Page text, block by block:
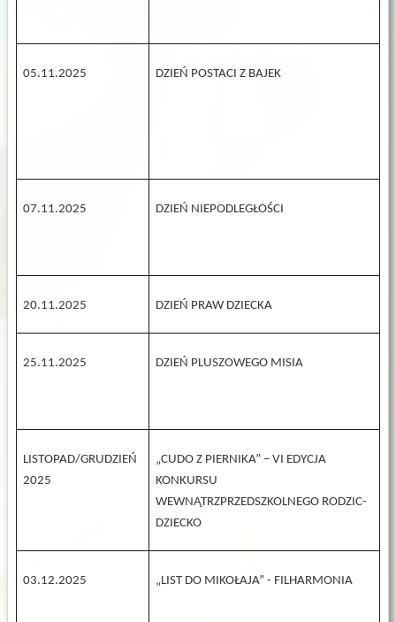
05.11.2025 DZIEŃ POSTACI Z BAJEK
07.11.2025 DZIEŃ NIEPODLEGŁOŚCI
20.11.2025 DZIEŃ PRAW DZIECKA
25.11.2025 DZIEŃ PLUSZOWEGO MISIA
LISTOPAD/GRUDZIEŃ
2025
„CUDO Z PIERNIKA” – VI EDYCJA
KONKURSU
WEWNĄTRZPRZEDSZKOLNEGO RODZIC-
DZIECKO
03.12.2025 „LIST DO MIKOŁAJA” - FILHARMONIA